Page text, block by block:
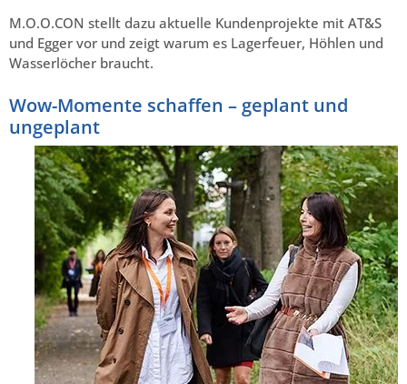
M.O.O.CON stellt dazu aktuelle Kundenprojekte mit AT&S
und Egger vor und zeigt warum es Lagerfeuer, Höhlen und
Wasserlöcher braucht.
Wow-Momente schaffen – geplant und
ungeplant